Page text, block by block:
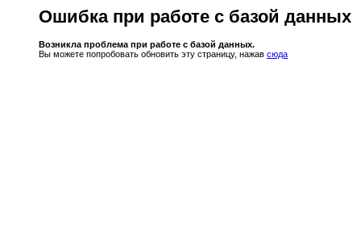
Ошибка при работе с базой данных
Возникла проблема при работе с базой данных.
Вы можете попробовать обновить эту страницу, нажав сюда